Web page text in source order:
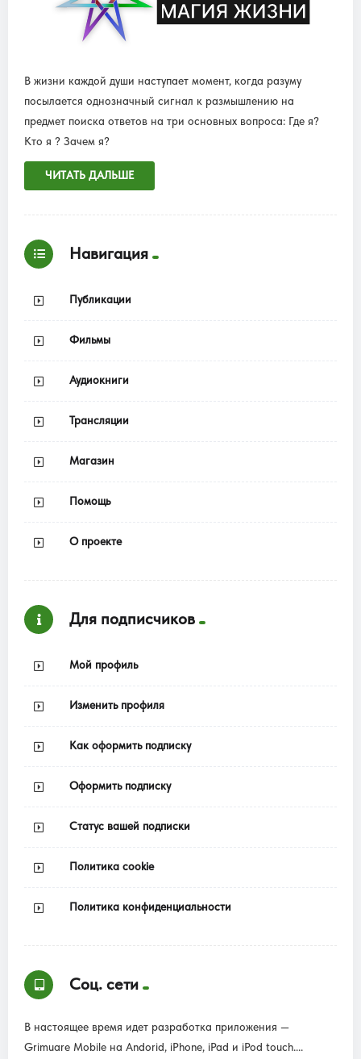
В жизни каждой души наступает момент, когда разуму
посылается однозначный сигнал к размышлению на
предмет поиска ответов на три основных вопроса: Где я?
Кто я ? Зачем я?
ЧИТАТЬ ДАЛЬШЕ
Навигация
Публикации
Фильмы
Аудиокниги
Трансляции
Магазин
Помощь
О проекте
Для подписчиков
Мой профиль
Изменить профиля
Как оформить подписку
Оформить подписку
Статус вашей подписки
Политика cookie
Политика конфиденциальности
Соц. сети
В настоящее время идет разработка приложения —
Grimuare Mobile на Andorid, iPhone, iPad и iPod touch....